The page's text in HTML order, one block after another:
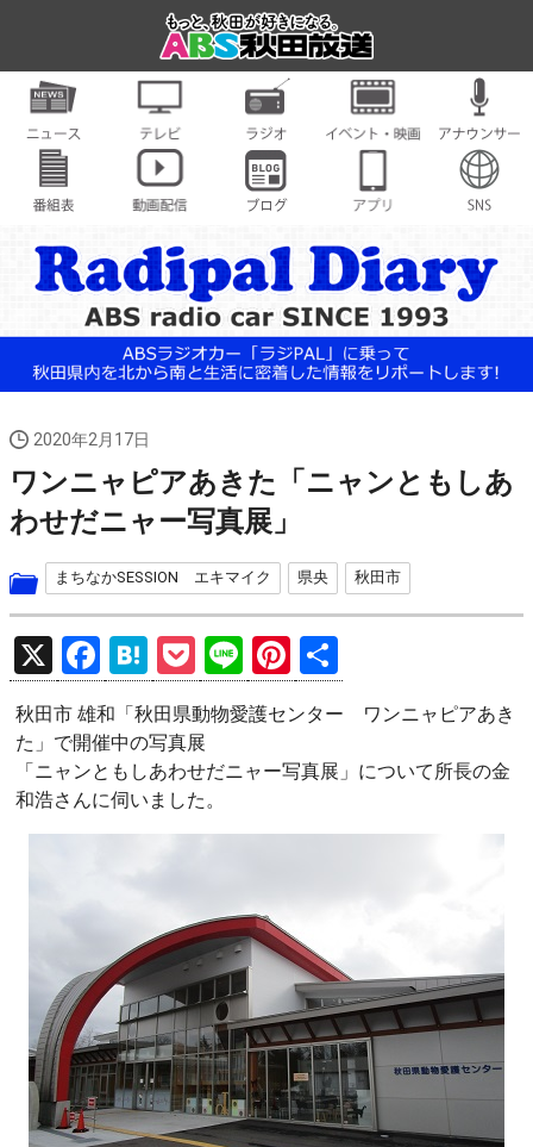
2020年2月17日
ワンニャピアあきた「ニャンともしあ
わせだニャー写真展」
まちなかSESSION エキマイク 県央 秋田市
X
F
a
ce
b
o
o
H
at
e
n
a
P
o
ck
et
Li
n
e
Pi
nt
er
es
有
秋田市 雄和「秋田県動物愛護センター ワンニャピアあき
た」で開催中の写真展
「ニャンともしあわせだニャー写真展」について所長の金
和浩さんに伺いました。